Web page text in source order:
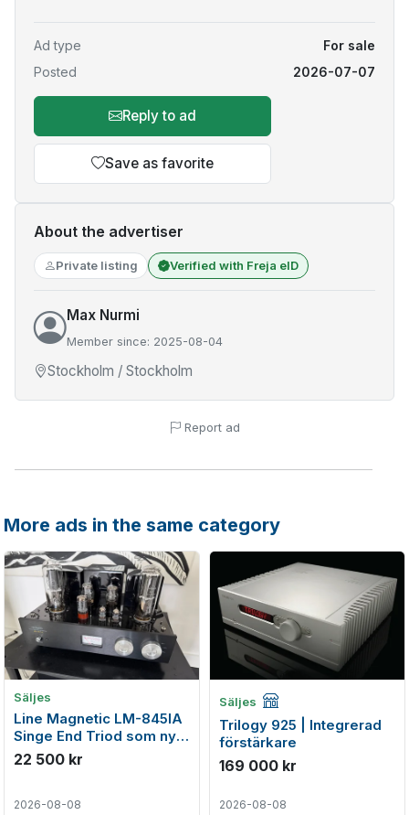
Ad type
For sale
Posted
2026-07-07
Reply to ad
Save as favorite
About the advertiser
Private listing Verified with Freja eID
Max Nurmi
Member since: 2025-08-04
Stockholm / Stockholm
Report ad
More ads in the same category
Säljes
Line Magnetic LM-845IA
Singe End Triod som ny
med garanti
22 500 kr
2026-08-08
Säljes Företagsannons
Trilogy 925 | Integrerad
förstärkare
169 000 kr
2026-08-08